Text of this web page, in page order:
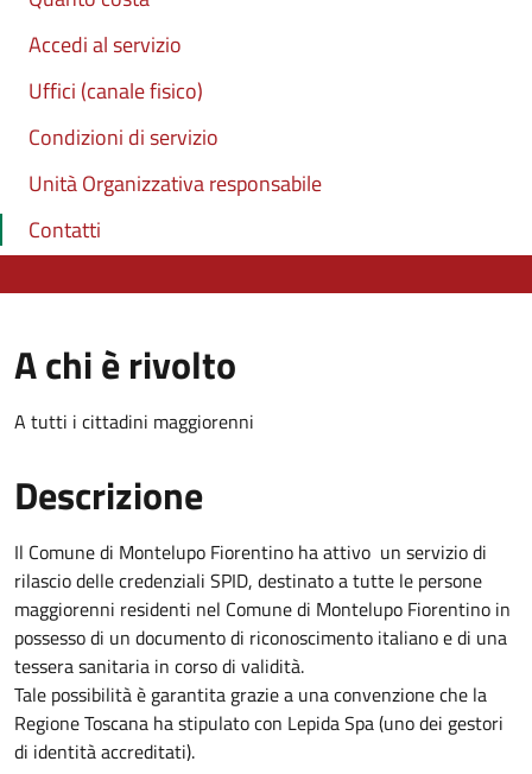
Accedi al servizio
Uffici (canale fisico)
Condizioni di servizio
Unità Organizzativa responsabile
Contatti
A chi è rivolto
A tutti i cittadini maggiorenni
Descrizione
Il Comune di Montelupo Fiorentino ha attivo un servizio di
rilascio delle credenziali SPID, destinato a tutte le persone
maggiorenni residenti nel Comune di Montelupo Fiorentino in
possesso di un documento di riconoscimento italiano e di una
tessera sanitaria in corso di validità.
Tale possibilità è garantita grazie a una convenzione che la
Regione Toscana ha stipulato con Lepida Spa (uno dei gestori
di identità accreditati).